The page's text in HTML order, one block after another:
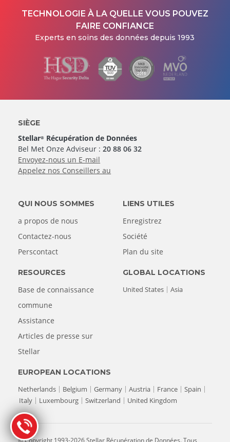
TECHNOLOGIE À LA QUELLE VOUS POUVEZ
FAIRE CONFIANCE
Experts en soins des données depuis 1993
SIÈGE
Stellar® Récupération de Données
Bel Met Onze Adviseur :20 88 06 32
Envoyez-nous un E-mail
Appelez nos Conseillers au
QUI NOUS SOMMES
a propos de nous
Contactez-nous
Perscontact
LIENS UTILES
Enregistrez
Société
Plan du site
RESOURCES
Base de connaissance
commune
Assistance
Articles de presse sur
Stellar
EUROPEAN LOCATIONS
Netherlands
Belgium Germany Austria France
Spain
Italy
Luxembourg Switzerland United Kingdom
GLOBAL LOCATIONS
United States
Asia